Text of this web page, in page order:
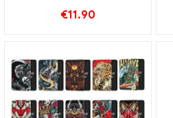
Custom
€11.90